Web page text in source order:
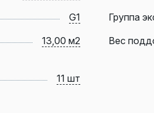
G1 Группа
13,00 м2 Вес
11 шт